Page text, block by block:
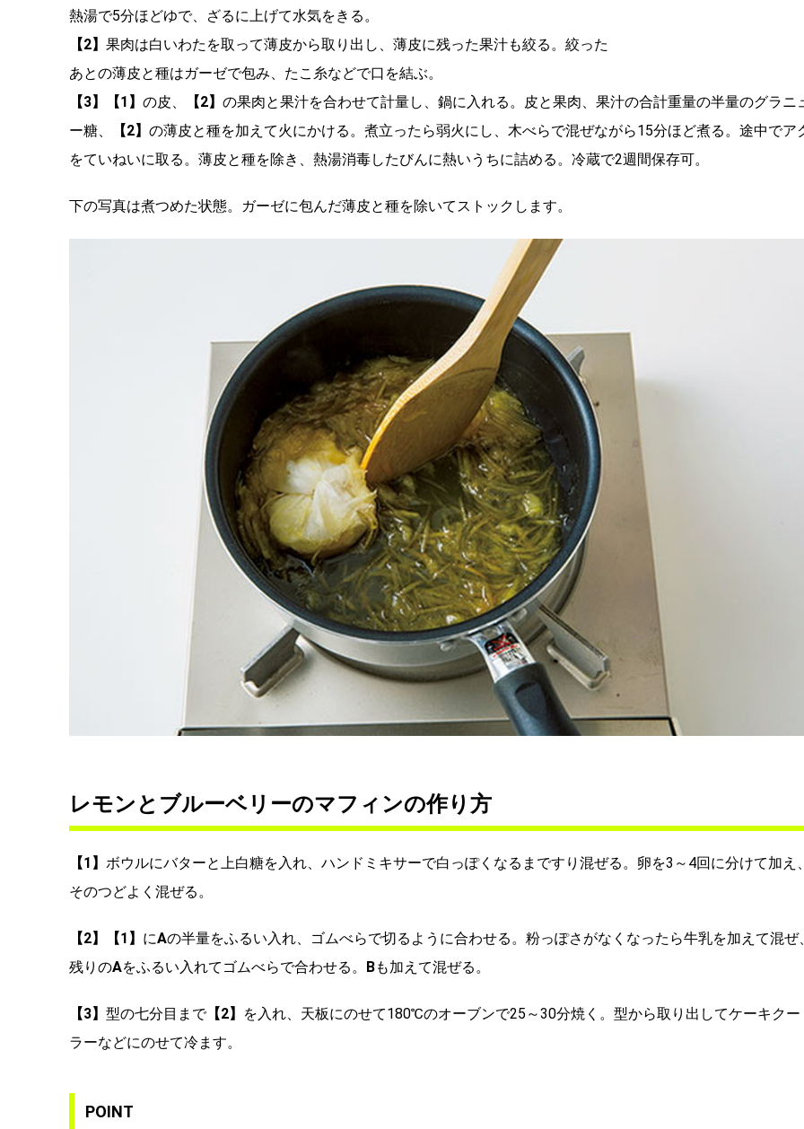
熱湯で5分ほどゆで、ざるに上げて水気をきる。
【2】 果肉は白いわたを取って薄皮から取り出し、薄皮に残った果汁も絞る。絞った
あとの薄皮と種はガーゼで包み、たこ糸などで口を結ぶ。
【3】【1】 の皮、 【2】 の果肉と果汁を合わせて計量し、鍋に入れる。皮と果肉、果汁の合計重量の半量のグラニ
ー糖、
【2】 の薄皮と種を加えて火にかける。煮立ったら弱火にし、木べらで混ぜながら15分ほど煮る。途中でア
をていねいに取る。薄皮と種を除き、熱湯消毒したびんに熱いうちに詰める。冷蔵で2週間保存可。
下の写真は煮つめた状態。ガーゼに包んだ薄皮と種を除いてストックします。
レモンとブルーベリーのマフィンの作り方
【1】 ボウルにバターと上白糖を入れ、ハンドミキサーで白っぽくなるまですり混ぜる。卵を3～4回に分けて加え
そのつどよく混ぜる。
【2】【1】 にAの半量をふるい入れ、ゴムべらで切るように合わせる。粉っぽさがなくなったら牛乳を加えて混ぜ
残りのAをふるい入れてゴムべらで合わせる。 Bも加えて混ぜる。
【3】 型の七分目まで【2】
を入れ、天板にのせて180℃のオーブンで25～30分焼く。型から取り出してケーキクー
ラーなどにのせて冷ます。
POINT